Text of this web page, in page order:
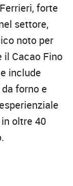
forte
settore,
noto per
il Cacao Fino
include
forno e
oltre 40